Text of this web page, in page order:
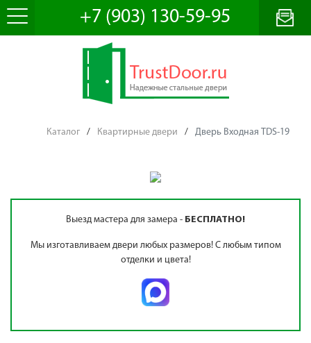
Каталог / Квартирные двери / Дверь Входная TDS-19
Выезд мастера для замера - БЕСПЛАТНО!
Мы изготавливаем двери любых размеров! С любым типом
отделки и цвета!
+7 (903) 130-59-95